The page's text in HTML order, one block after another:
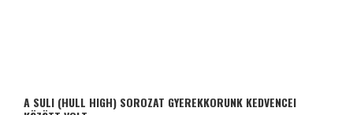
A SULI (HULL HIGH) SOROZAT GYEREKKORUNK KEDVENCEI